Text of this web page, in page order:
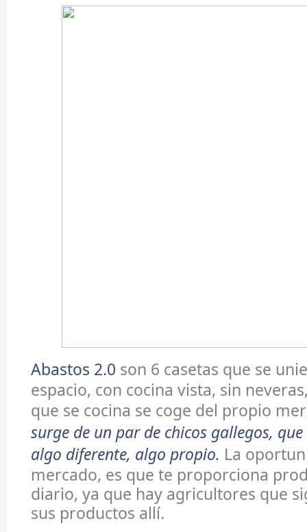
Abastos 2.0 son 6 casetas que se
espacio, con cocina vista, sin
que se cocina se coge del propio
surge de un par de chicos gallegos,
algo diferente, algo propio. La
mercado, es que te proporciona
diario, ya que hay agricultores que
sus productos allí.